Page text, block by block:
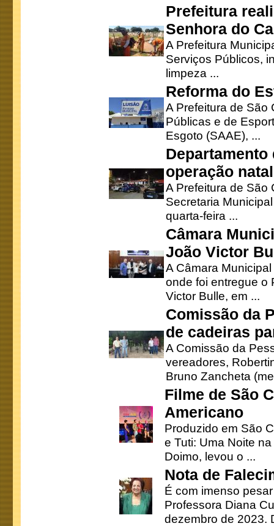
Prefeitura
Senhora do
A Prefeitura
Serviços Públicos,
limpeza ...
Reforma do
A Prefeitura de São
Públicas e de
Esgoto (SAAE), ...
operação
A Prefeitura de São
Secretaria
quarta-feira ...
Câmara
João Victor
A Câmara
onde foi entregue o
Victor Bulle, em ...
Comissão da
de cadeiras
A Comissão da
vereadores,
Bruno Zancheta
Filme de São
Americano
Produzido em São
e Tuti: Uma Noite
Doimo, levou o ...
Nota de
É com imenso
Professora Diana
dezembro de 2023.